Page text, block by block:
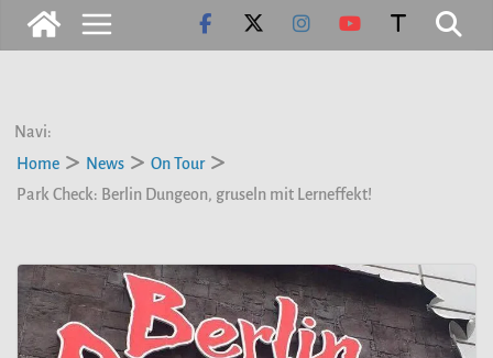
Navi:
Home
News
On Tour
Park Check: Berlin Dungeon, gruseln mit Lerneffekt!